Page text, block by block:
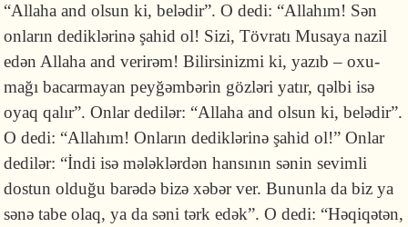
“Allaha and olsun ki, belədir”. O dedi: “Allahım! Sən
onların dediklərinə şahid ol! Sizi, Tövratı Musaya nazil
edən Allaha and verirəm! Bilirsinizmi ki, yazıb – oxu­
mağı bacarmayan peyğəmbərin gözləri yatır, qəlbi isə
oyaq qalır”. Onlar dedilər: “Allaha and olsun ki, be­lə­dir”.
O dedi: “Allahım! Onların dediklərinə şahid ol!” Onlar
dedilər: “İndi isə mələklər­dən hansının sənin sevimli
dostun olduğu barədə bizə xəbər ver. Bununla da biz ya
sənə tabe olaq, ya da səni tərk edək”. O dedi: “Həqiqə­tən,